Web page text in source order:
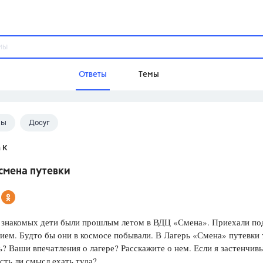
Ответы Темы
Учебники
Разумовская М.М.,Габриелян
Досуг
К
путевки
дети были прошлым летом в ВДЦ «Смена». Приехали
Будто бы они в космосе побывали. В Лагерь «Смена» путевки
Ваши впечатления о лагере? Расскажите о нем. Если я
ли смысл ехать туда?